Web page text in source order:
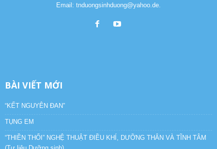
Email: tnduongsinhduong@yahoo.de.
BÀI VIẾT MỚI
“KẾT NGUYÊN ĐAN”
TỤNG EM
“THIỀN THỔI” NGHỆ THUẬT ĐIỀU KHÍ, DƯỠNG THÂN VÀ TĨNH TÂM